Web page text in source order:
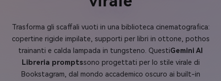
Trasforma gli scaffali vuoti in una biblioteca cinematografica:
copertine rigide impilate, supporti per libri in ottone, pothos
trainanti e calda lampada in tungsteno. QuestiGemini AI
Libreria promptssono progettati per lo stile virale di
Bookstagram, dal mondo accademico oscuro ai built-in